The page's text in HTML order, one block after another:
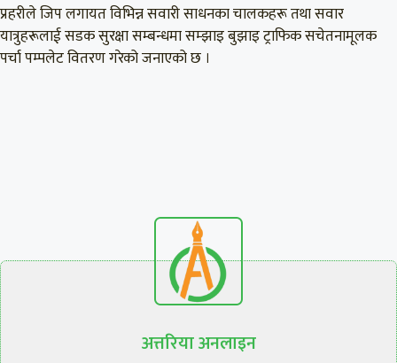
प्रहरीले जिप लगायत विभिन्न सवारी साधनका चालकहरू तथा सवार
यात्रुहरूलाई सडक सुरक्षा सम्बन्धमा सम्झाइ बुझाइ ट्राफिक सचेतनामूलक
पर्चा पम्पलेट वितरण गरेको जनाएको छ ।
अत्तरिया अनलाइन